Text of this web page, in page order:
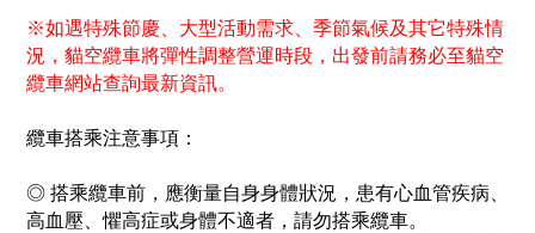
※如遇特殊節慶、大型活動需求、季節氣候及其它特殊情
況，貓空纜車將彈性調整營運時段，出發前請務必至貓空
纜車網站查詢最新資訊。
纜車搭乘注意事項：
◎ 搭乘纜車前，應衡量自身身體狀況，患有心血管疾病、
高血壓、懼高症或身體不適者，請勿搭乘纜車。